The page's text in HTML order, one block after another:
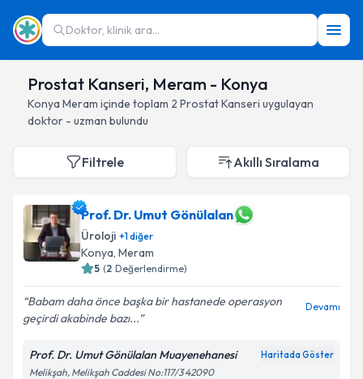
Doktor, klinik ara...
Prostat Kanseri, Meram - Konya
Konya Meram içinde toplam 2 Prostat Kanseri uygulayan
doktor - uzman bulundu
Filtrele Akıllı Sıralama
Prof. Dr. Umut Gönülalan
Üroloji +1diğer
Konya, Meram
5 (2 Değerlendirme)
Babam daha önce başka bir hastanede operasyon
geçirdi akabinde bazı...
Devamı
Prof. Dr. Umut Gönülalan Muayenehanesi Haritada Göster
Melikşah, Melikşah Caddesi No:117/3 42090